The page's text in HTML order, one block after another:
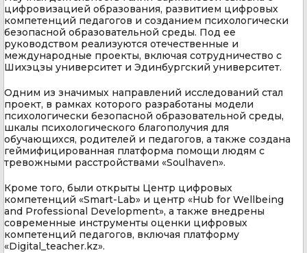
цифровизацией образования, развитием цифровых
компетенций педагогов и созданием психологически
безопасной образовательной среды. Под ее
руководством реализуются отечественные и
международные проекты, включая сотрудничество с
Шихэцзы университет и Эдинбургский университет.
Одним из значимых направлений исследований стал
проект, в рамках которого разработаны модели
психологически безопасной образовательной среды,
шкалы психологического благополучия для
обучающихся, родителей и педагогов, а также создана
геймифицированная платформа помощи людям с
тревожными расстройствами «Soulhaven».
Кроме того, были открыты Центр цифровых
компетенций «Smart-Lab» и центр «Hub for Wellbeing
and Professional Development», а также внедрены
современные инструменты оценки цифровых
компетенций педагогов, включая платформу
«Digital_teacher.kz».